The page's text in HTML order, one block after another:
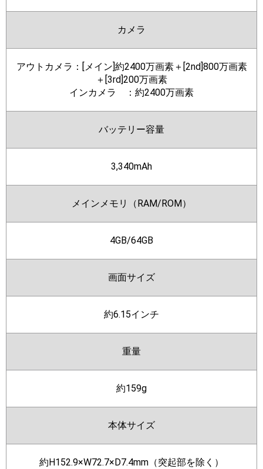
カメラ
アウトカメラ：[メイン]約2400万画素＋[2nd]800万画素
＋[3rd]200万画素
インカメラ ：約2400万画素
バッテリー容量
3,340mAh
メインメモリ（RAM/ROM）
4GB/64GB
画面サイズ
約6.15インチ
重量
約159g
本体サイズ
約H152.9×W72.7×D7.4mm（突起部を除く）